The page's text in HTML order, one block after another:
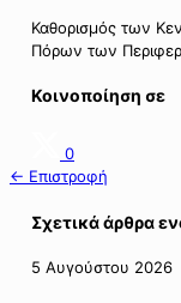
Καθορισμός των
Πόρων των
Κοινοποίηση σε
0
← Επιστροφή
Σχετικά άρθρα
5 Αυγούστου 2026